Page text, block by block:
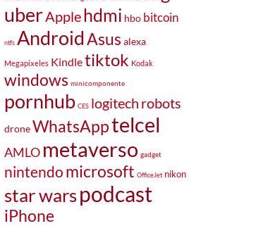
uberApplehdmi hbo bitcoin
ntfs AndroidAsus alexa
Megapixeles Kindletiktok Kodak
windows minicomponente
pornhub CES logitech robots
droneWhatsApptelcel
AMLO metaverso gadget
nintendo microsoft OfficeJet nikon
star warspodcast
iPhone